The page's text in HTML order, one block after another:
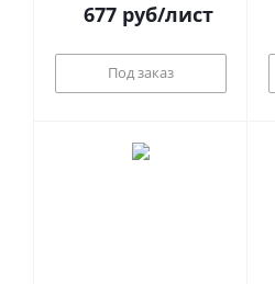
677 руб/лист
Под заказ